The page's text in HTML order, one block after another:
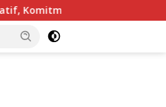
St. Sirilus Ruteng Cetak